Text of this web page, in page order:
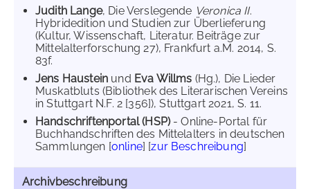
Judith Lange, Die Verslegende Veronica II.
Hybridedition und Studien zur Überlieferung
(Kultur, Wissenschaft, Literatur. Beiträge zur
Mittelalterforschung 27), Frankfurt a.M. 2014, S.
83f.
Jens Haustein und Eva Willms (Hg.), Die Lieder
Muskatbluts (Bibliothek des Literarischen Vereins
in Stuttgart N.F. 2 [356]), Stuttgart 2021, S. 11.
Handschriftenportal (HSP)- Online-Portal für
Buchhandschriften des Mittelalters in deutschen
Sammlungen [online] [zur Beschreibung]
Archivbeschreibung